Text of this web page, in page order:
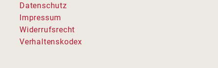
Datenschutz
Impressum
Widerrufsrecht
Verhaltenskodex